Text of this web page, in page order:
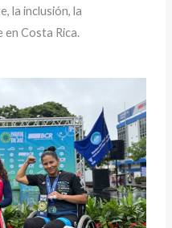
la inclusión, la
en Costa Rica.